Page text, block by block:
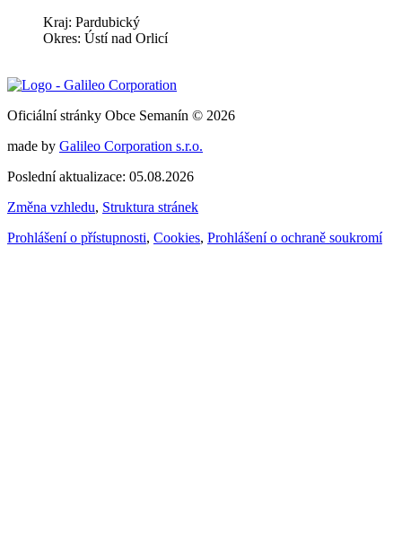
Kraj: Pardubický
Okres: Ústí nad Orlicí
Oficiální stránky Obce Semanín © 2026
made by Galileo Corporation s.r.o.
Poslední aktualizace: 05.08.2026
Změna vzhledu, Struktura stránek
Prohlášení o přístupnosti, Cookies, Prohlášení o ochraně soukromí